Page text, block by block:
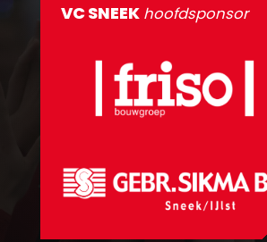
VC SNEEK hoofdsponsor